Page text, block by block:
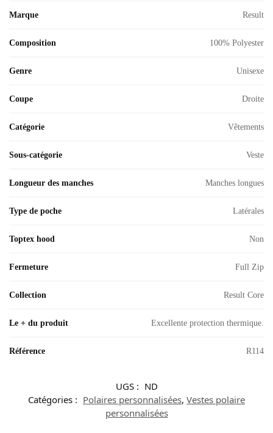
Marque Result
Composition 100% Polyester
Genre Unisexe
Coupe Droite
Catégorie Vêtements
Sous-catégorie Veste
Longueur des manches Manches longues
Type de poche Latérales
Toptex hood Non
Fermeture Full Zip
Collection Result Core
Le + du produit Excellente protection thermique.
Référence R114
UGS : ND
Catégories : Polaires personnalisées, Vestes polaire
personnalisées